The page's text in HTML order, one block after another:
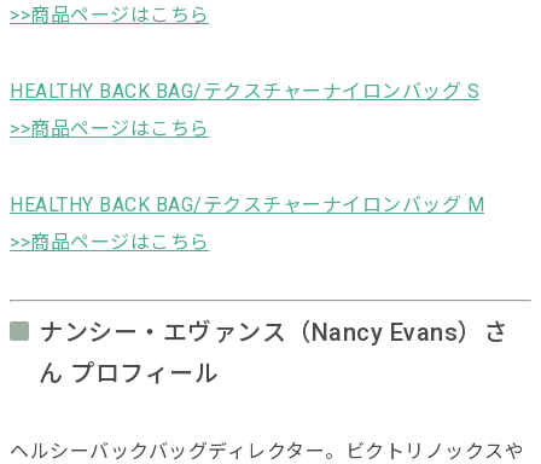
>>商品ページはこちら
HEALTHY BACK BAG/テクスチャーナイロンバッグ S
>>商品ページはこちら
HEALTHY BACK BAG/テクスチャーナイロンバッグ M
>>商品ページはこちら
ナンシー・エヴァンス（Nancy Evans）さ
ん プロフィール
ヘルシーバックバッグディレクター。ビクトリノックスや